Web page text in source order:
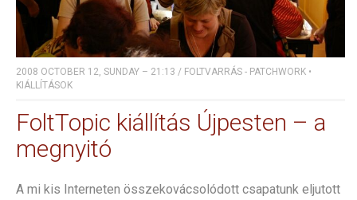
2008 OCTOBER 12, SUNDAY – 21:13 / FOLTVARRÁS - PATCHWORK •
KIÁLLÍTÁSOK
FoltTopic kiállítás Újpesten – a
megnyitó
A mi kis Interneten összekovácsolódott csapatunk eljutott